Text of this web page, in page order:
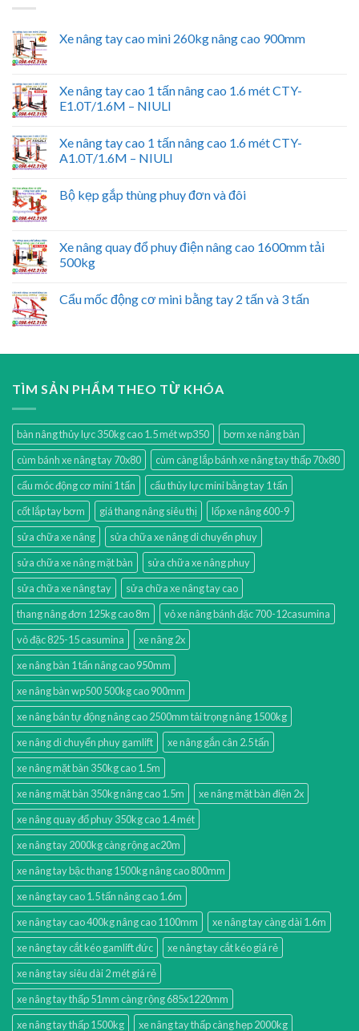
Xe nâng tay cao mini 260kg nâng cao 900mm
Xe nâng tay cao 1 tấn nâng cao 1.6 mét CTY-
E1.0T/1.6M – NIULI
Xe nâng tay cao 1 tấn nâng cao 1.6 mét CTY-
A1.0T/1.6M – NIULI
Bộ kẹp gắp thùng phuy đơn và đôi
Xe nâng quay đổ phuy điện nâng cao 1600mm tải
500kg
Cẩu mốc động cơ mini bằng tay 2 tấn và 3 tấn
TÌM SẢN PHẨM THEO TỪ KHÓA
bàn nâng thủy lực 350kg cao 1.5 mét wp350
bơm xe nâng bàn
cùm bánh xe nâng tay 70x80
cùm càng lắp bánh xe nâng tay thấp 70x80
cẩu móc động cơ mini 1 tấn
cẩu thủy lực mini bằng tay 1 tấn
cốt lắp tay bơm
giá thang nâng siêu thị
lốp xe nâng 600-9
sửa chữa xe nâng
sửa chữa xe nâng di chuyển phuy
sửa chữa xe nâng mặt bàn
sửa chữa xe nâng phuy
sửa chữa xe nâng tay
sửa chữa xe nâng tay cao
thang nâng đơn 125kg cao 8m
vỏ xe nâng bánh đặc 700-12casumina
vỏ đặc 825-15 casumina
xe nâng 2x
xe nâng bàn 1 tấn nâng cao 950mm
xe nâng bàn wp500 500kg cao 900mm
xe nâng bán tự động nâng cao 2500mm tải trọng nâng 1500kg
xe nâng di chuyển phuy gamlift
xe nâng gắn cân 2.5 tấn
xe nâng mặt bàn 350kg cao 1.5m
xe nâng mặt bàn 350kg nâng cao 1.5m
xe nâng mặt bàn điện 2x
xe nâng quay đổ phuy 350kg cao 1.4 mét
xe nâng tay 2000kg càng rộng ac20m
xe nâng tay bậc thang 1500kg nâng cao 800mm
xe nâng tay cao 1.5 tấn nâng cao 1.6m
xe nâng tay cao 400kg nâng cao 1100mm
xe nâng tay càng dài 1.6m
xe nâng tay cắt kéo gamlift đức
xe nâng tay cắt kéo giá rẻ
xe nâng tay siêu dài 2 mét giá rẻ
xe nâng tay thấp 51mm càng rộng 685x1220mm
xe nâng tay thấp 1500kg
xe nâng tay thấp càng hẹp 2000kg